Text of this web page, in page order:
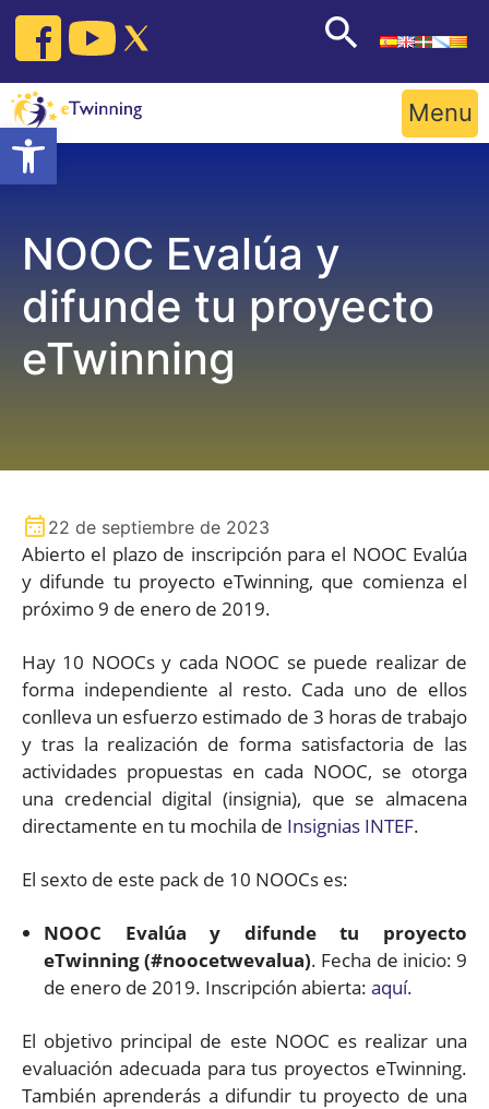
Open toolbar
Skip
content
Menu
NOOC Evalúa y
difunde tu proyecto
eTwinning
22 de septiembre de 2023
Abierto el plazo de inscripción para el NOOC Evalúa
y difunde tu proyecto eTwinning, que comienza el
próximo 9 de enero de 2019.
Hay 10 NOOCs y cada NOOC se puede realizar de
forma independiente al resto. Cada uno de ellos
conlleva un esfuerzo estimado de 3 horas de trabajo
y tras la realización de forma satisfactoria de las
actividades propuestas en cada NOOC, se otorga
una credencial digital (insignia), que se almacena
directamente en tu mochila de Insignias INTEF.
El sexto de este pack de 10 NOOCs es:
NOOC Evalúa y difunde tu proyecto
eTwinning (#noocetwevalua). Fecha de inicio: 9
de enero de 2019. Inscripción abierta: aquí.
El objetivo principal de este NOOC es realizar una
evaluación adecuada para tus proyectos eTwinning.
También aprenderás a difundir tu proyecto de una